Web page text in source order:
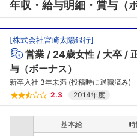
年収・給与明細・賞与（
[株式会社宮崎太陽銀行]
営業 24歳女性 大卒
与（ボーナス）
新卒入社 3年未満 (投稿時に退職済み)
2.3
2014年度
基本給